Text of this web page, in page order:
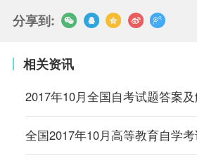
分享到:
相关资讯
2017年10月全国自考试题答案